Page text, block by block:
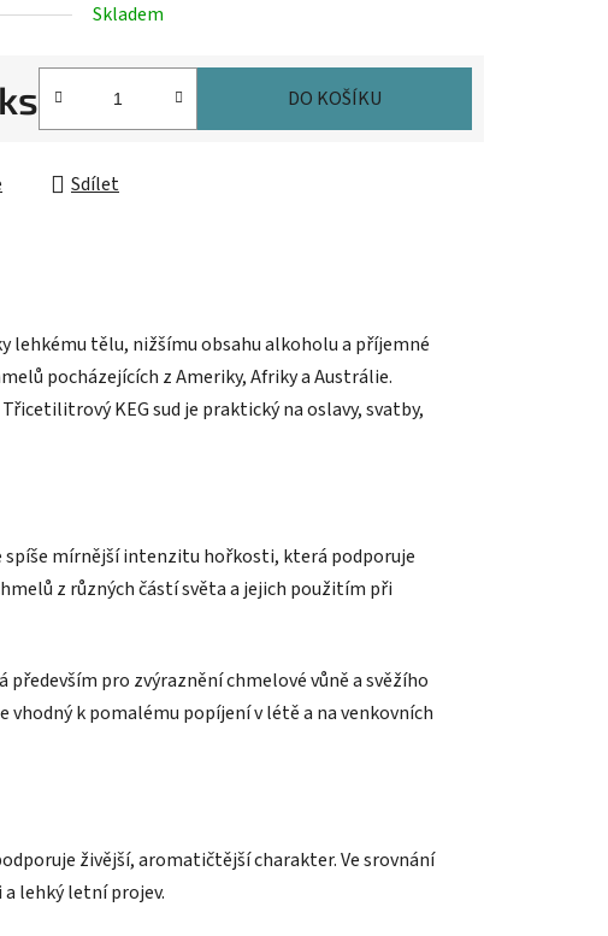
Skladem
DO KOŠÍKU
Sdílet
lehkému tělu, nižšímu obsahu alkoholu a příjemné
pocházejících z Ameriky, Afriky a Austrálie.
KEG sud je praktický na oslavy, svatby,
spíše mírnější intenzitu hořkosti, která podporuje
z různých částí světa a jejich použitím při
pro zvýraznění chmelové vůně a svěžího
vhodný k pomalému popíjení v létě a na venkovních
živější, aromatičtější charakter. Ve srovnání
a lehký letní projev.